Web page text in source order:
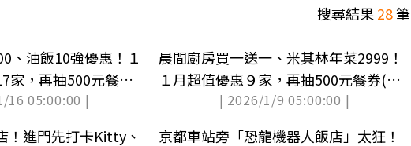
搜尋結果28筆
、油飯10強優惠！１
家，再抽500元餐券
16 05:00:00 |
晨間廚房買一送一、米其林年菜2999！
１月超值優惠９家，再抽500元餐券(中
| 2026/1/9 05:00:00 |
！進門先打卡Kitty、
京都車站旁「恐龍機器人飯店」太狂！